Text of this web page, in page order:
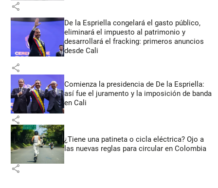
share
De la Espriella congelará el gasto público,
eliminará el impuesto al patrimonio y
desarrollará el fracking: primeros anuncios
desde Cali
share
Comienza la presidencia de De la Espriella:
así fue el juramento y la imposición de banda
en Cali
share
¿Tiene una patineta o cicla eléctrica? Ojo a
las nuevas reglas para circular en Colombia
share